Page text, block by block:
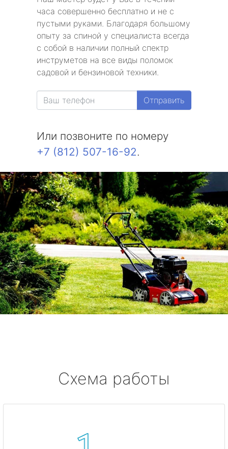
часа совершенно бесплатно и не с
пустыми руками. Благодаря большому
опыту за спиной у специалиста всегда
с собой в наличии полный спектр
инструметов на все виды поломок
садовой и бензиновой техники.
Отправить
Или позвоните по номеру
+7 (812) 507-16-92.
Схема работы